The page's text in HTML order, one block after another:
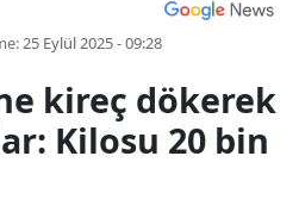
25 Eylül 2025 - 09:28
kireç dökerek
Kilosu 20 bin